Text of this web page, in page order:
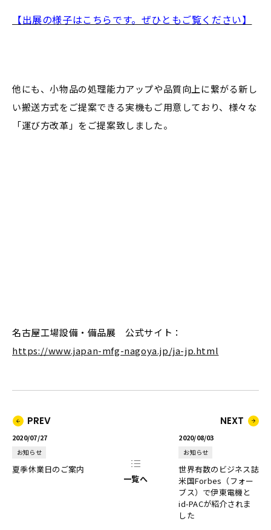
【出展の様子はこちらです。ぜひともご覧ください】
他にも、小物品の処理能力アップや品質向上に繋がる新し
い搬送方式をご提案できる実機もご用意しており、様々な
「運び方改革」をご提案致しました。
名古屋工場設備・備品展 公式サイト ：
https://www.japan-mfg-nagoya.jp/ja-jp.html
PREV
2020/07/27
お知らせ
夏季休業日のご案内
NEXT
2020/08/03
お知らせ
世界有数のビジネス誌
米国Forbes（フォー
ブス）で伊東電機と
id-PACが紹介されま
した
一覧へ